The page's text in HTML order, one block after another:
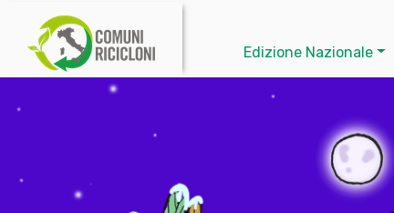
Edizione Nazionale